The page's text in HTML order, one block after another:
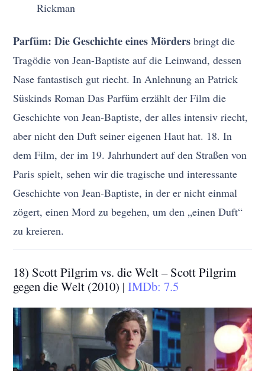
Rickman
Parfüm: Die Geschichte eines Mörders bringt die
Tragödie von Jean-Baptiste auf die Leinwand, dessen
Nase fantastisch gut riecht. In Anlehnung an Patrick
Süskinds Roman Das Parfüm erzählt der Film die
Geschichte von Jean-Baptiste, der alles intensiv riecht,
aber nicht den Duft seiner eigenen Haut hat. 18. In
dem Film, der im 19. Jahrhundert auf den Straßen von
Paris spielt, sehen wir die tragische und interessante
Geschichte von Jean-Baptiste, in der er nicht einmal
zögert, einen Mord zu begehen, um den „einen Duft“
zu kreieren.
18) Scott Pilgrim vs. die Welt – Scott Pilgrim
gegen die Welt (2010) |IMDb: 7.5